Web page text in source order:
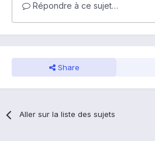
Répondre à ce sujet…
Share
Aller sur la liste des sujets